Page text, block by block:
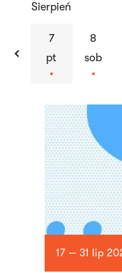
previous
Sierpień
7
pt
8
sob
Lista
artykułów
17 — 31 lip